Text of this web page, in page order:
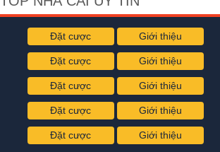
Đặt cược Giới thiệu
Đặt cược Giới thiệu
Đặt cược Giới thiệu
Đặt cược Giới thiệu
Đặt cược Giới thiệu